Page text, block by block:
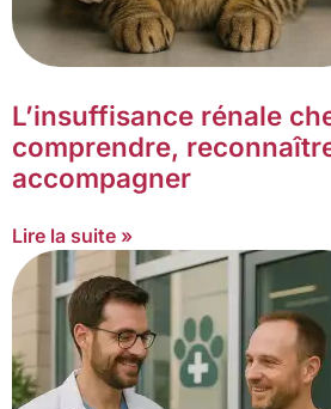
L’insuffisance rénale
comprendre,
accompagner
Lire la suite »